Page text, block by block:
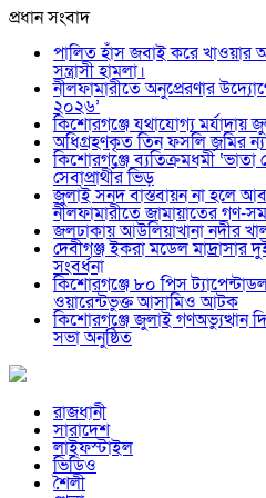
প্রধান সংবাদ
পালিত হাঁস জবাই করে খাওয়ার
সন্ত্রাসী হামলা।
নীলফামারীতে অনুপ্রেরণার
২০২৬’
কিশোরগঞ্জে যথাযোগ্য মর্যাদায়
অধিগ্রহণকৃত তিন ফসলি জমির
কিশোরগঞ্জে ব্যতিক্রমধর্মী ‘ভাতা
সেবাপ্রার্থীর ভিড়
জুলাই সনদ বাস্তবায়ন না হলে
নীলফামারীতে জামায়াতের গণ-
জলঢাকায় আউলিয়াখানা নদীর
দেবীগঞ্জ ইকরা মডেল মাদ্রাসার
সংবর্ধনা
কিশোরগঞ্জে ৮০ পিস ট্যাপেন্টাডল
ওয়ারেন্টভুক্ত আসামিও আটক
কিশোরগঞ্জে জুলাই গণঅভ্যুত্থান
সভা অনুষ্ঠিত
রাজধানী
সারাদেশ
লাইফস্টাইল
ভিডিও
শৈলী